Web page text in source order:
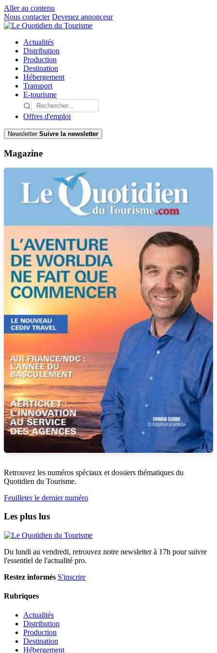
Aller au contenu
Nous contacter Devenez annonceur
Actualités
Distribution
Production
Destination
Hébergement
Transport
E-tourisme
Offres d'emploi
Newsletter Suivre la newsletter
Magazine
Retrouvez les numéros spéciaux et dossiers thématiques du
Quotidien du Tourisme.
Feuilleter le dernier numéro
Les plus lus
Du lundi au vendredi, retrouvez notre newsletter à 17h pour suivre
l'essentiel de l'actualité pro.
Restez informés S'inscrire
Rubriques
Actualités
Distribution
Production
Destination
Hébergement